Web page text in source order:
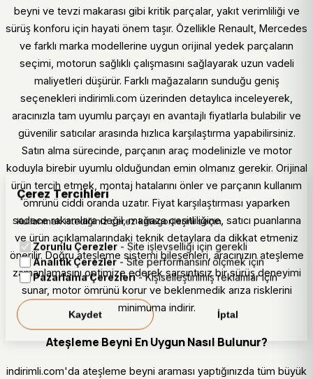
beyni ve tevzi makarası gibi kritik parçalar, yakıt verimliliği ve
sürüş konforu için hayati önem taşır. Özellikle Renault, Mercedes
ve farklı marka modellerine uygun orijinal yedek parçaların
seçimi, motorun sağlıklı çalışmasını sağlayarak uzun vadeli
maliyetleri düşürür. Farklı mağazaların sunduğu geniş
seçenekleri indirimli.com üzerinden detaylıca inceleyerek,
aracınızla tam uyumlu parçayı en avantajlı fiyatlarla bulabilir ve
güvenilir satıcılar arasında hızlıca karşılaştırma yapabilirsiniz.
Satın alma sürecinde, parçanın araç modelinizle ve motor
koduyla birebir uyumlu olduğundan emin olmanız gerekir. Orijinal
ürün tercih etmek, montaj hatalarını önler ve parçanın kullanım
ömrünü ciddi oranda uzatır. Fiyat karşılaştırması yaparken
sadece rakamlara değil, mağaza çeşitliliğine, satıcı puanlarına
ve ürün açıklamalarındaki teknik detaylara da dikkat etmeniz
önerilir. Doğru ateşleme sistemi bileşenleri, aracınızın ateşleme
zamanlamasını optimize ederek sarsıntısız bir sürüş deneyimi
sunar, motor ömrünü korur ve beklenmedik arıza risklerini
minimuma indirir.
Ateşleme Beyni En Uygun Nasıl Bulunur?
indirimli.com'da ateşleme beyni araması yaptığınızda tüm büyük
Çerez Tercihleri
Kullanmak istediğiniz çerez kategorilerini seçin.
Zorunlu Çerezler - Site işlevselliği için gerekli
Analitik Çerezler- Site performansını ölçmek için
Pazarlama Çerezleri- Kişiselleştirilmiş reklamlar için
Kaydet İptal